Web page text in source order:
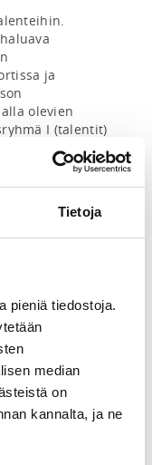
Tietoja
pieniä tiedostoja.
median
on
kannalta, ja ne
ja
olevien
I (talentit)
painottuu
ja tätä tukevaan
ja
Ryhmässä
sitoutuvat myös
täyttämiseen.